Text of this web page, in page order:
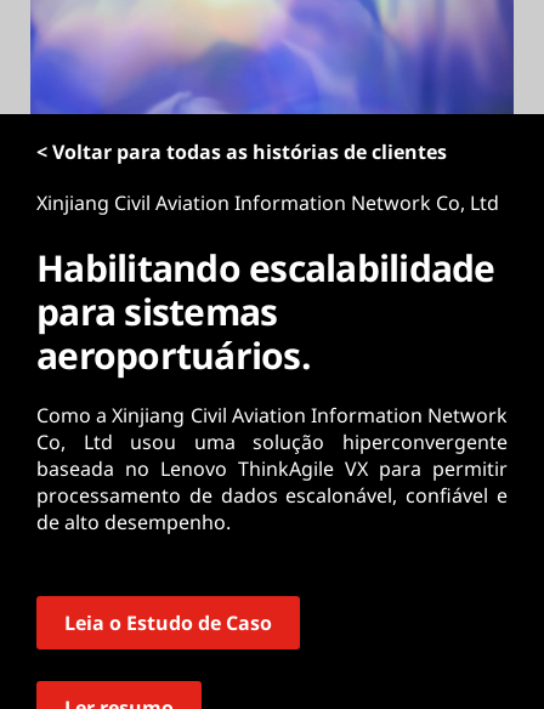
p
c
< Voltar para todas as histórias de clientes
Xinjiang Civil Aviation Information Network Co, Ltd
Habilitando escalabilidade
para sistemas
aeroportuários.
Como a Xinjiang Civil Aviation Information Network
Co, Ltd usou uma solução hiperconvergente
baseada no Lenovo ThinkAgile VX para permitir
processamento de dados escalonável, confiável e
de alto desempenho.
Leia o Estudo de Caso